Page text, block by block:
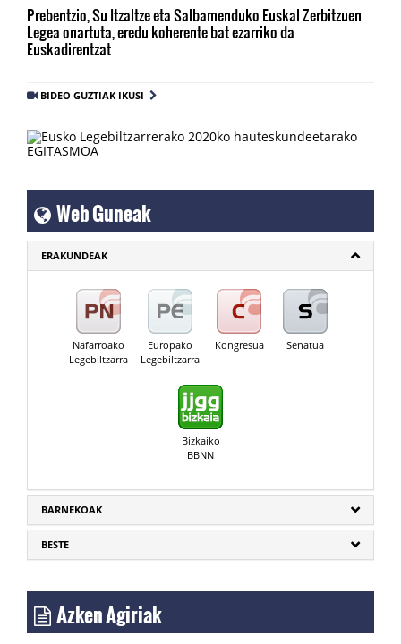
Prebentzio, Su Itzaltze eta Salbamenduko Euskal Zerbitzuen
Legea onartuta, eredu koherente bat ezarriko da
Euskadirentzat
BIDEO GUZTIAK IKUSI
Web Guneak
ERAKUNDEAK
Nafarroako
Legebiltzarra
Europako
Legebiltzarra
Kongresua Senatua
Bizkaiko
BBNN
BARNEKOAK
BESTE
Azken Agiriak